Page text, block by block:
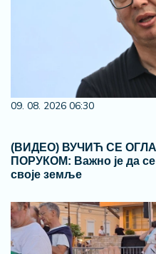
09. 08. 2026 06:30
(ВИДЕО) ВУЧИЋ СЕ
ПОРУКОМ: Важно је да
своје земље